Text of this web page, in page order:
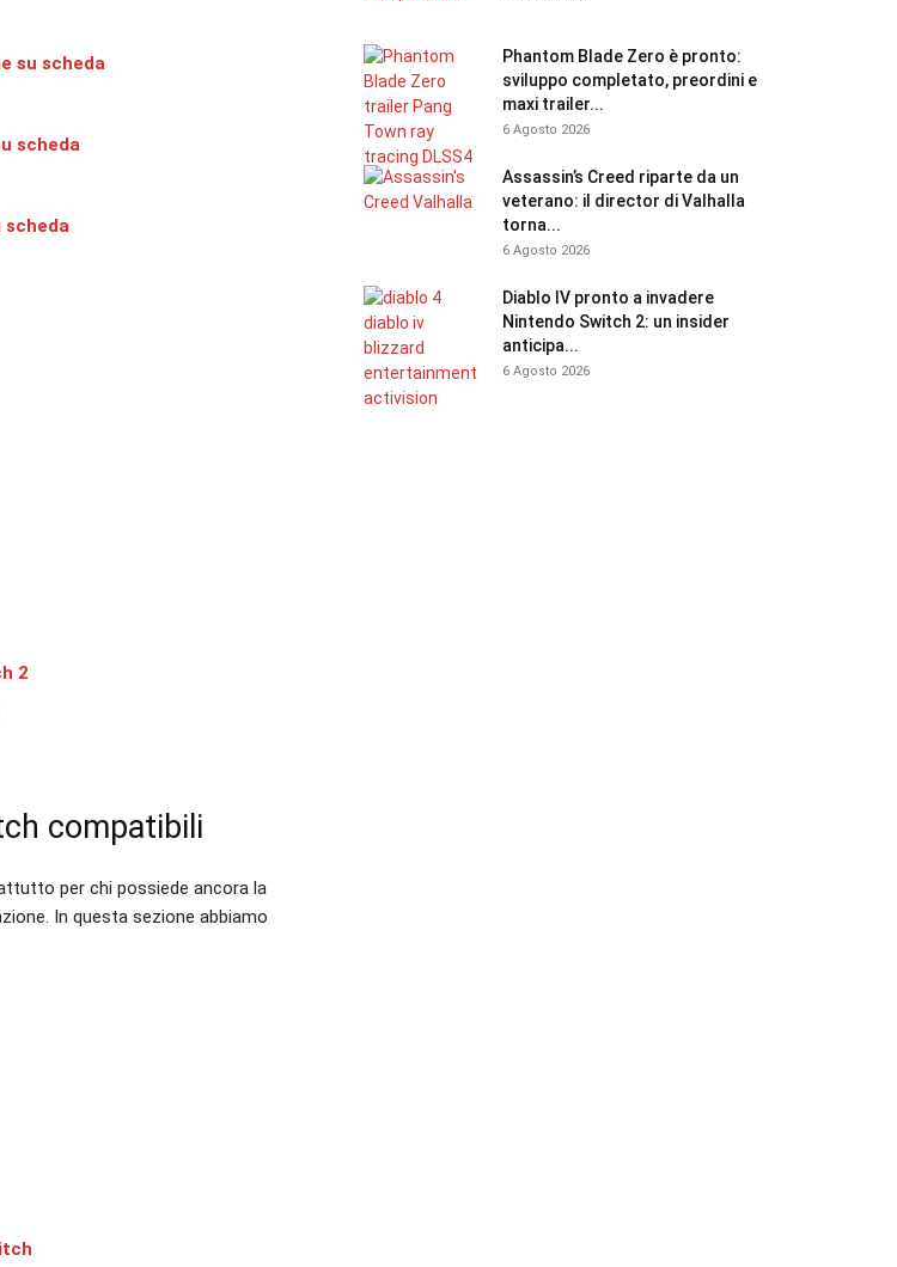
su scheda
scheda
scheda
2
compatibili
per chi possiede ancora la
In questa sezione abbiamo
Phantom Blade Zero è pronto:
sviluppo completato, preordini e
maxi trailer...
6 Agosto 2026
Assassin’s Creed riparte da un
veterano: il director di Valhalla
torna...
6 Agosto 2026
Diablo IV pronto a invadere
Nintendo Switch 2: un insider
anticipa...
6 Agosto 2026